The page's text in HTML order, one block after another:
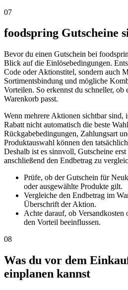
07
foodspring Gutscheine
Bevor du einen Gutschein bei
Blick auf die Einlösebedingungen.
Code oder Aktionstitel, sondern auch
Sortimentsbindung und mögliche
Vorteilen. So erkennst du schneller, ob
Warenkorb passt.
Wenn mehrere Aktionen sichtbar sind,
Rabatt nicht automatisch die beste
Rückgabebedingungen, Zahlungsart
Produktauswahl können den
Deshalb ist es sinnvoll, Gutscheine
anschließend den Endbetrag zu
Prüfe, ob der Gutschein für
oder ausgewählte Produkte gilt.
Vergleiche den Endbetrag im
Überschrift der Aktion.
Achte darauf, ob
den Vorteil beeinflussen.
08
Was du vor dem
einplanen kannst